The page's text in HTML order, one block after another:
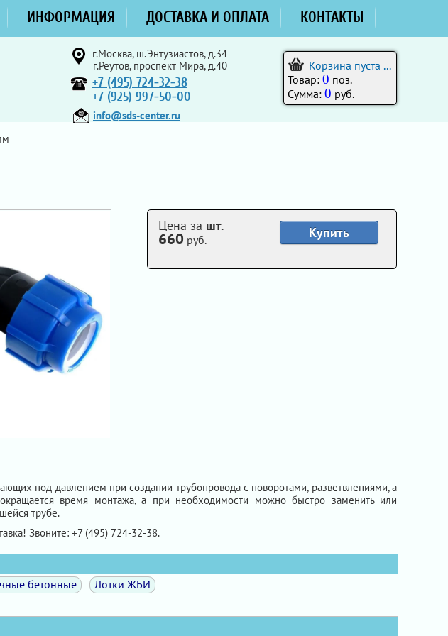
ИНФОРМАЦИЯ ДОСТАВКА И ОПЛАТА КОНТАКТЫ
г.Москва, ш.Энтузиастов, д.34
г.Реутов, проспект Мира, д.40
+7 (495) 724-32-38
+7 (925) 997-50-00
info@sds-center.ru
Корзина пуста ...
Товар: 0 поз.
Сумма: 0 руб.
Купить
Цена за шт.
660 руб.
под давлением при создании трубопровода с поворотами, разветвлениями, а
время монтажа, а при необходимости можно быстро заменить или
трубе.
Звоните: +7 (495) 724-32-38.
бетонные Лотки ЖБИ